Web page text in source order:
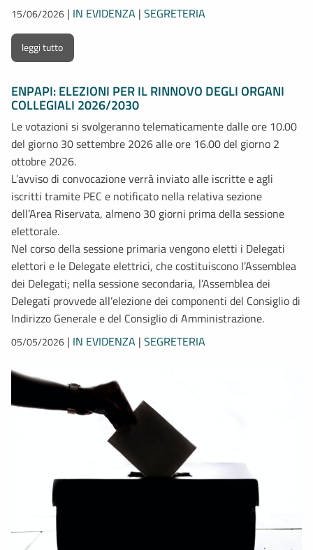
15/06/2026 | IN EVIDENZA | SEGRETERIA
leggi tutto
ENPAPI: ELEZIONI PER IL RINNOVO DEGLI ORGANI
COLLEGIALI 2026/2030
Le votazioni si svolgeranno telematicamente dalle ore 10.00
del giorno 30 settembre 2026 alle ore 16.00 del giorno 2
ottobre 2026.
L’avviso di convocazione verrà inviato alle iscritte e agli
iscritti tramite PEC e notificato nella relativa sezione
dell’Area Riservata, almeno 30 giorni prima della sessione
elettorale.
Nel corso della sessione primaria vengono eletti i Delegati
elettori e le Delegate elettrici, che costituiscono l’Assemblea
dei Delegati; nella sessione secondaria, l’Assemblea dei
Delegati provvede all’elezione dei componenti del Consiglio di
Indirizzo Generale e del Consiglio di Amministrazione.
05/05/2026 | IN EVIDENZA | SEGRETERIA